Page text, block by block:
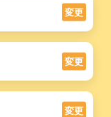
変更
変更
変更